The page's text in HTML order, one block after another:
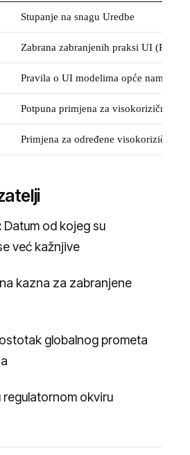
Stupanje na snagu Uredbe
Zabrana zabranjenih praksi UI
Pravila o UI modelima opće namjene
Potpuna primjena za visokorizične UI
Primjena za određene visokorizične
Datum od kojeg su
već kažnjive
kazna za zabranjene
globalnog prometa
regulatornom okviru